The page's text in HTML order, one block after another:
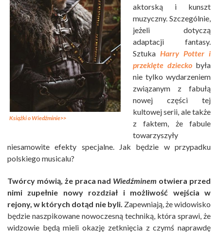
Książki o Wiedźminie>>
aktorską i kunszt
muzyczny. Szczególnie,
jeżeli dotyczą
adaptacji fantasy.
Sztuka Harry Potter i
przeklęte dzieckobyła
nie tylko wydarzeniem
związanym z fabułą
nowej części tej
kultowej serii, ale także
z faktem, że fabule
towarzyszyły
niesamowite efekty specjalne. Jak będzie w przypadku
polskiego musicalu?
Twórcy mówią, że praca nad Wiedźminem otwiera przed
nimi zupełnie nowy rozdział i możliwość wejścia w
rejony, w których dotąd nie byli. Zapewniają, że widowisko
będzie naszpikowane nowoczesną techniką, która sprawi, że
widzowie będą mieli okazję zetknięcia z czymś naprawdę